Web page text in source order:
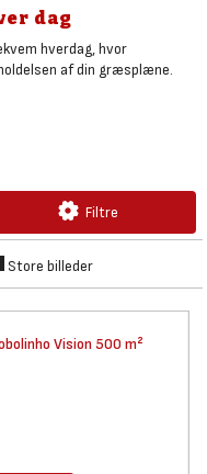
dag
hverdag, hvor
af din græsplæne.
inden for det
kræver, at du
klippeområdet, mens
anvender i stedet
undgår du også at samle
Filtre
Store billeder
Vision 500 m²